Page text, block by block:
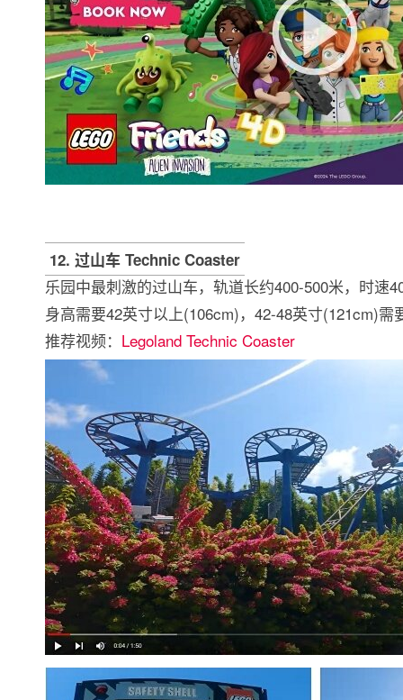
12. 过山车 Technic Coaster
乐园中最刺激的过山车，轨道长约400-500米，时速
身高需要42英寸以上(106cm)，42-48英寸(121cm)需
推荐视频： Legoland Technic Coaster